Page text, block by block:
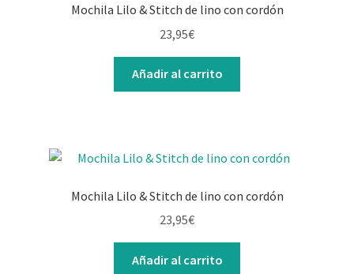
Mochila Lilo & Stitch de lino con cordón
23,95€
Añadir al carrito
Mochila Lilo & Stitch de lino con cordón
23,95€
Añadir al carrito